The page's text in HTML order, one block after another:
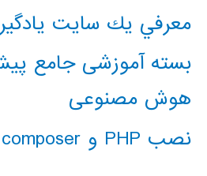
معرفي يك سايت
بسته آموزشی جامع
هوش مصنوعی
نصب PHP و composer در ویندوز 10